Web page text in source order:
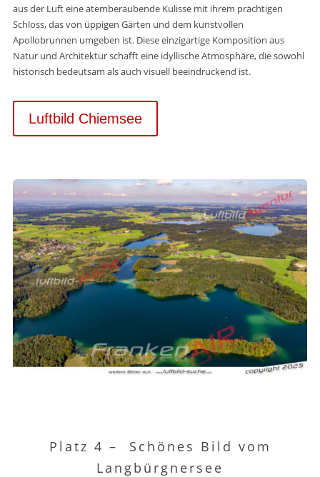
aus der Luft eine atemberaubende Kulisse mit ihrem prächtigen
Schloss, das von üppigen Gärten und dem kunstvollen
Apollobrunnen umgeben ist. Diese einzigartige Komposition aus
Natur und Architektur schafft eine idyllische Atmosphäre, die sowohl
historisch bedeutsam als auch visuell beeindruckend ist.
Luftbild Chiemsee
Platz 4 – Schönes Bild vom
Langbürgnersee